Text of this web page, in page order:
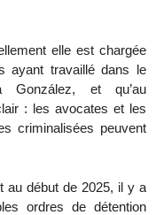
elle est chargée
ayant travaillé dans le
González, et qu’au
: les avocates et les
criminalisées peuvent
au début de 2025, il y a
ordres de détention